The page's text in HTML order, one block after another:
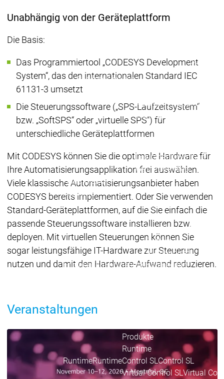
ServicesServices
Support
Academy
Training
Academy
Training
DownloadDownload
Vertrieb Vertrieb
Hauptmenü
Produkte
EngineeringEngineering
Produkte
Development
System
AI-supported
Engineering
RuntimeRuntime
Produkte
Runtime
Control SLControl SL
Virtual Control SLVirtual
Unabhängig von der Geräteplattform
Die Basis:
Das Programmiertool „CODESYS Development
System“, das den internationalen Standard IEC
61131-3 umsetzt
Die Steuerungssoftware („SPS-Laufzeitsystem“
bzw. „SoftSPS“ oder „virtuelle SPS“) für
unterschiedliche Geräteplattformen
Mit CODESYS können Sie die optimale Hardware für
Ihre Automatisierungsapplikation frei auswählen.
Viele klassische Automatisierungsanbieter haben
CODESYS bereits implementiert. Oder Sie verwenden
Standard-Geräteplattformen, auf die Sie einfach die
passende Steuerungssoftware installieren bzw.
deployen. Mit virtuellen Steuerungen können Sie
sogar leistungsfähige IT-Hardware zur Steuerung
nutzen und damit den Hardware-Aufwand reduzieren.
Veranstaltungen
CODESYS in Use